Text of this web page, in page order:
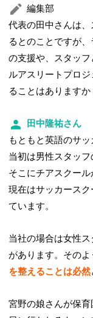
編集部
代表の田中さんは
るとのことですが
の支援や、スタッ
ルアスリートプロ
ることはありますか
田中隆祐さん
もともと英語のサ
当初は男性スタッフ
そこにチアスクール
現在はサッカース
ています。
当社の場合は女性
があります。その
を整えることは必然
宮野の娘さんが保